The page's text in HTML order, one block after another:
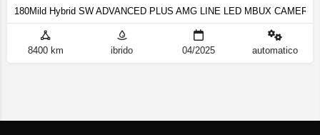
180Mild Hybrid SW ADVANCED PLUS AMG LINE LED MBUX CAMERA
8400 km ibrido 04/2025 automatico